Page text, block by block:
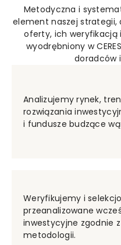
Metodyczna i
element naszej
oferty, ich weryfikacją
wyodrębniony w
doradców
Analizujemy rynek,
rozwiązania
i fundusze budzące
Weryfikujemy i
przeanalizowane
inwestycyjne zgodnie
metodologii.